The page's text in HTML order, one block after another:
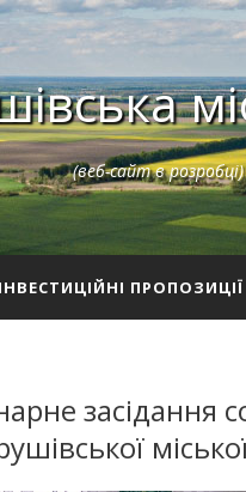
(веб-сайт в розробці)
ІНВЕСТИЦІЙНІ ПРОПОЗИЦІЇ
засідання